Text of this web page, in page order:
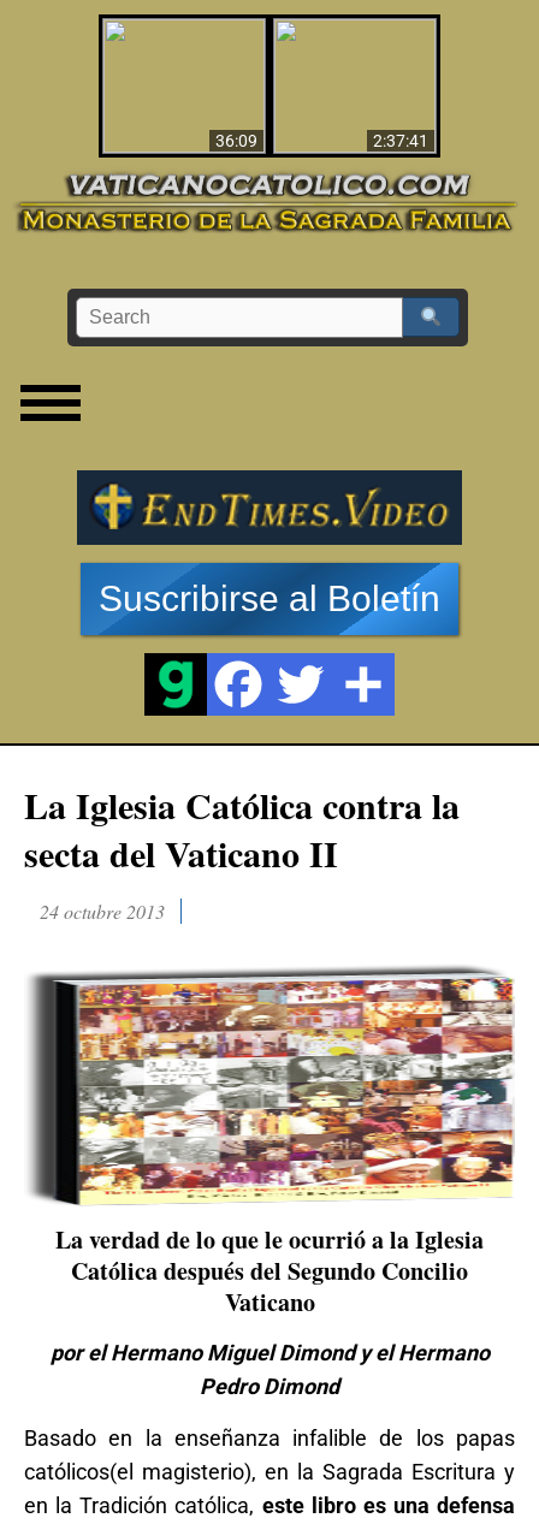
36:09
2:37:41
Suscribirse al Boletín
La Iglesia Católica contra la
secta del Vaticano II
24 octubre 2013
La verdad de lo que le ocurrió a la Iglesia
Católica después del Segundo Concilio
Vaticano
por el Hermano Miguel Dimond y el Hermano
Pedro Dimond
Basado en la enseñanza infalible de los papas
católicos(el magisterio), en la Sagrada Escritura y
en la Tradición católica, este libro es una defensa